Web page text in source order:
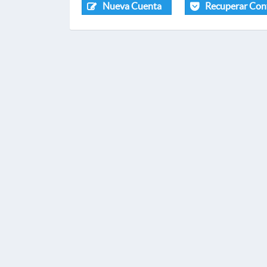
Nueva Cuenta Recuperar